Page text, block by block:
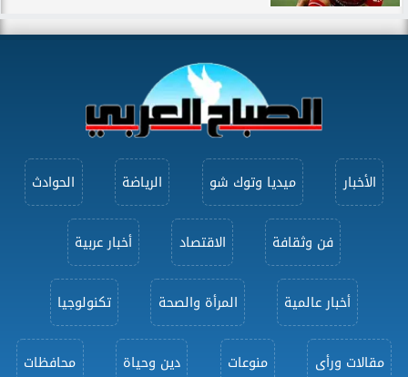
الأخبار ميديا وتوك شو الرياضة الحوادث
فن وثقافة الاقتصاد أخبار عربية
أخبار عالمية المرأة والصحة تكنولوجيا
مقالات ورأى منوعات دين وحياة محافظات